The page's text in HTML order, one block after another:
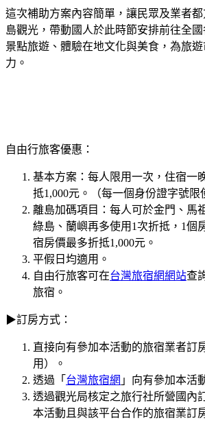
這次補助方案內容簡單，讓民眾及業者
島觀光，帶動國人於此時節安排前往全
景點旅遊、體驗在地文化與美食，為旅
力。
自由行旅客優惠：
基本方案：每人限用一次，住宿一
抵1,000元。（每一個身份證字號限
離島加碼項目：每人可於金門、馬
綠島、蘭嶼再多使用1次折抵，1個
宿房價最多折抵1,000元。
平假日均適用。
自由行旅客可在台灣旅宿網網站查
旅宿。
▶訂房方式：
直接向有參加本活動的旅宿業者訂
用）。
透過「 台灣旅宿網 」向有參加本活
透過觀光局核定之旅行社所營國內
本活動且與該平台合作的旅宿業訂